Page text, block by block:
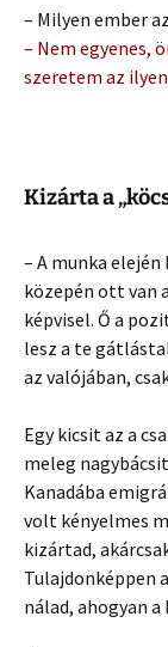
– Milyen ember
– Nem egyenes,
szeretem az
Kizárta a
– A munka
közepén ott van
képvisel. Ő a
lesz a te
az valójában,
­Egy kicsit az a
meleg
Kanadába
volt kényelmes
kizártad,
Tulajdonképpen
nálad, ahogyan